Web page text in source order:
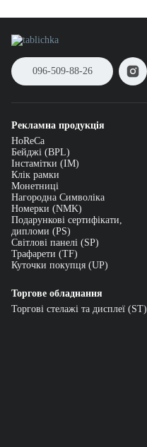
096-509-88-26
Рекламна продукція
HoReCa
Бейджі (BPL)
Інстамітки (IM)
Клік рамки
Монетниці
Нагородна Символіка
Номерки (NMK)
Подарункові сертифікати,
дипломи (PS)
Світлові панелі (SP)
Трафарети (TF)
Куточки покупця (UP)
Торгове обладнання
Торгові стелажі та дисплеї (ST)